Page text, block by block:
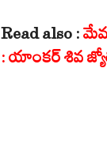
Read also :
: యాంకర్ శివ